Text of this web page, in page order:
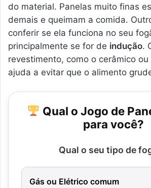
do material. Panelas muito finas
demais e queimam a comida.
conferir se ela funciona no seu
principalmente se for de indução.
revestimento, como o cerâmico
ajuda a evitar que o alimento
Qual o Jogo de
para você?
Qual o seu tipo de
Gás ou Elétrico comum